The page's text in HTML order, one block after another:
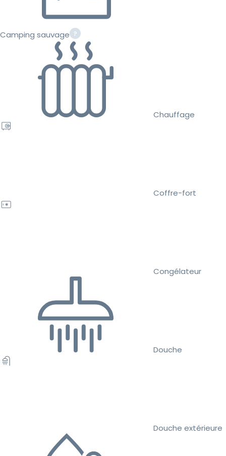
Camping sauvage
Chauffage
Coffre-fort
Congélateur
Douche
Douche extérieure